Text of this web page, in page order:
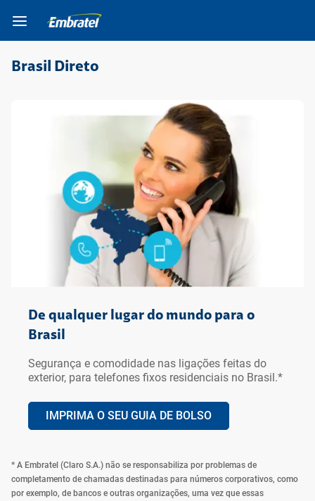
Ir para o Corpo do
site
Brasil Direto
De qualquer lugar do mundo para o
Brasil
Segurança e comodidade nas ligações feitas do
exterior, para telefones fixos residenciais no Brasil.*
IMPRIMA O SEU GUIA DE BOLSO
* A Embratel (Claro S.A.) não se responsabiliza por problemas de
completamento de chamadas destinadas para números corporativos, como
por exemplo, de bancos e outras organizações, uma vez que essas